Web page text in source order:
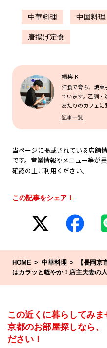
中華料理 中国料理
唐揚げ定食
編集 K
洋食で育ち、焼
ています。乙訓・
あたりのカフェに
記事一覧
当ページに掲載されている店舗
です。営業情報やメニュー等が
確認の上ご利用ください。
この記事をシェア！
HOME 中華料理
【長岡京
はカラッと軽やか！店主夫妻の
この近くに暮らしてみま
京都のお部屋探しなら、
ださい！